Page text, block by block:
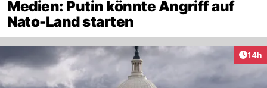
Medien: Putin könnte Angriff auf
Nato-Land starten
14h